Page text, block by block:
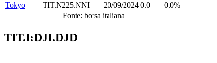
Tokyo
TIT.N225.NNI 20/09/2024 0.0
0.0%
Fonte: borsa italiana
TIT.I:DJI.DJD